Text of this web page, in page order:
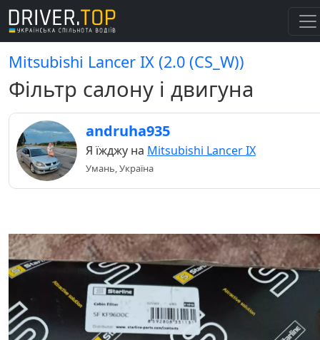
Mitsubishi Lancer IX (2.0 (CS_W))
Фільтр салону і двигуна
andruha935
Я їжджу на Mitsubishi Lancer IX
Умань, Україна